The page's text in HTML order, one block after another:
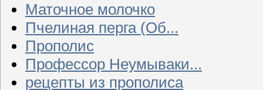
Маточное молочко
Пчелиная перга (Об...
Прополис
Профессор Неумываки...
рецепты из прополиса